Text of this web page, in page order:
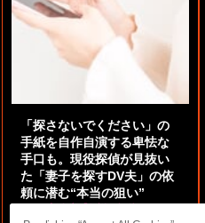
「探さないでください」の
手紙を自作自演する卑怯な
手口も。現役探偵が見抜い
た「妻子を探すDV夫」の依
頼に潜む“本当の狙い”